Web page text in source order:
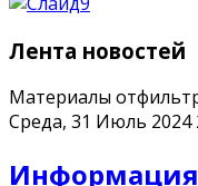
Лента новостей
Материалы
Среда, 31 Июль 2024